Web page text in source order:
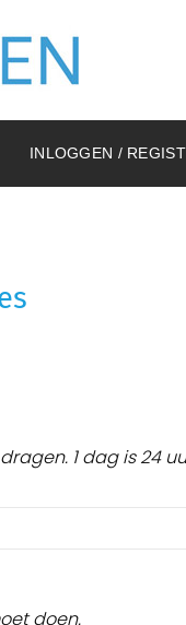
INLOGGEN /
1 dag is 24
doen.